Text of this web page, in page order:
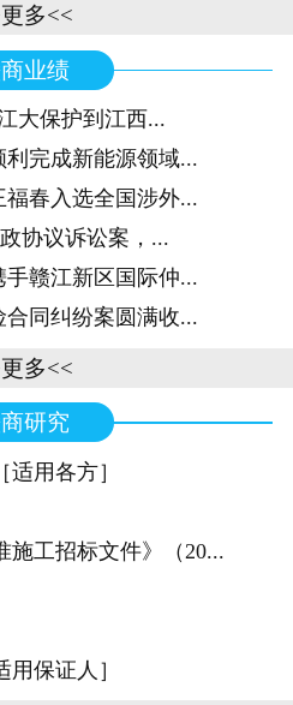
多<<
业绩
大保护到江西...
完成新能源领域...
春入选全国涉外...
协议诉讼案，...
赣江新区国际仲...
同纠纷案圆满收...
多<<
研究
用各方］
施工招标文件》（20...
保证人］